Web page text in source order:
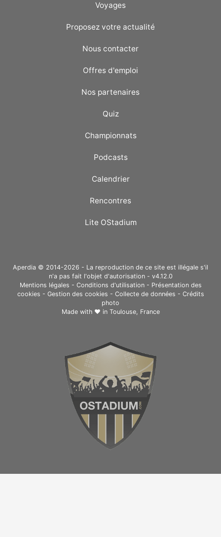
Voyages
Proposez votre actualité
Nous contacter
Offres d'emploi
Nos partenaires
Quiz
Championnats
Podcasts
Calendrier
Rencontres
Lite OStadium
Aperdia © 2014-2026 - La reproduction de ce site est illégale s'il
n'a pas fait l'objet d'autorisation - v4.12.0
Mentions légales - Conditions d'utilisation- Présentation des
cookies - Gestion des cookies - Collecte de données - Crédits
photo
Made with ❤ in Toulouse, France